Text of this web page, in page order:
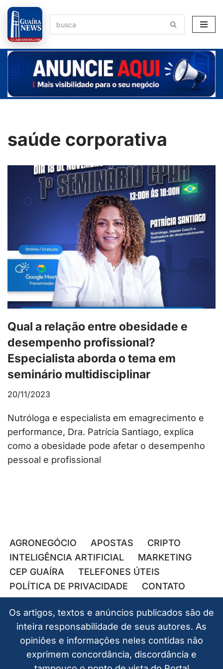
Pular
para
o
conteúdo
saúde corporativa
Qual a relação entre obesidade e
desempenho profissional?
Especialista aborda o tema em
seminário multidisciplinar
20/11/2023
Nutróloga e especialista em emagrecimento e
performance, Dra. Patrícia Santiago, explica
como a obesidade pode afetar o desempenho
pessoal e profissional
AGRONEGÓCIO APOSTAS
CRIPTO
INTELIGÊNCIA ARTIFICIAL
MARKETING
CEP GUAÍRA
TELEFONES ÚTEIS
POLÍTICA DE PRIVACIDADE
CONTATO
Os artigos, textos e anúncios publicados são de
inteira responsabilidade de seus autores. As
opiniões e informações neles contidas não
exprimem concordância, discordância e